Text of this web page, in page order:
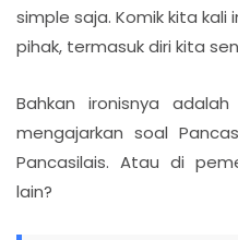
simple saja. Komik kita kali
pihak, termasuk diri kita
Bahkan ironisnya
mengajarkan soal
Pancasilais. Atau di
lain?